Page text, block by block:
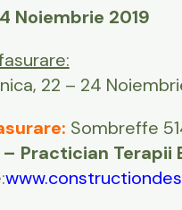
Noiembrie 2019
22 – 24
Sombreffe
– Practician Terapii